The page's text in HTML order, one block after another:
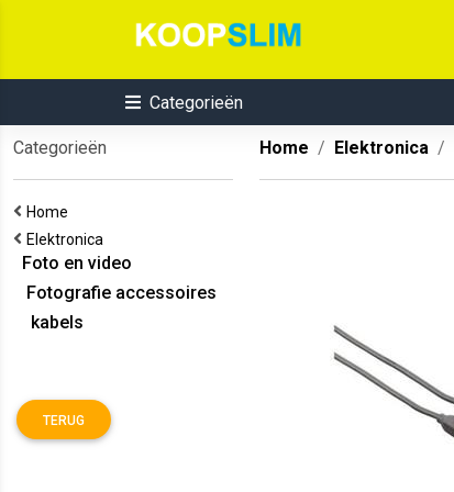
Categorieën
Categorieën
Home
Elektronica
Foto en video
Fotografie accessoires
kabels
TERUG
Home Elektronica